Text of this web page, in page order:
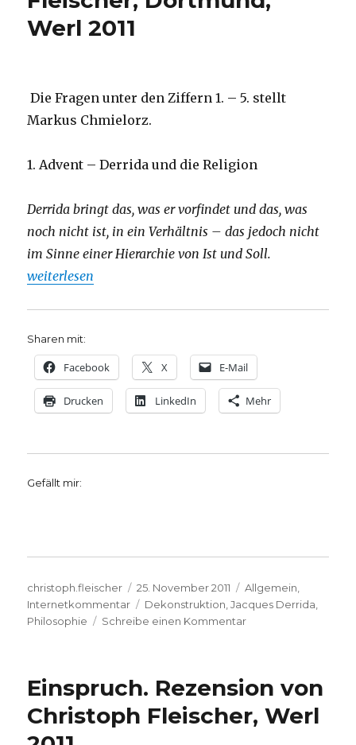
Werl 2011
Die Fragen unter den Ziffern 1. – 5. stellt
Markus Chmielorz.
1. Advent – Derrida und die Religion
Derrida bringt das, was er vorfindet und das, was
noch nicht ist, in ein Verhältnis – das jedoch nicht
im Sinne einer Hierarchie von Ist und Soll.
„Derrida lesen, Dekonstruktion praktizieren, usw.
weiterlesen
Sharen mit:
Facebook X E-Mail
Drucken LinkedIn Mehr
Gefällt mir:
Autor
christoph.fleischer
Veröffentlicht
am
25. November 2011 Kategorien
Allgemein
Internetkommentar
Schlagwörter
Dekonstruktion ,Jacques Derrida
Philosophie
Schreibe einen Kommentarzu
praktizieren,
Markus
Einspruch. Rezension von
Christoph Fleischer, Werl